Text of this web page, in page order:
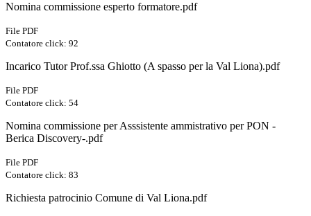
Nomina commissione esperto formatore.pdf
File PDF
Contatore click: 92
Incarico Tutor Prof.ssa Ghiotto (A spasso per la Val Liona).pdf
File PDF
Contatore click: 54
Nomina commissione per Asssistente ammistrativo per PON -
Berica Discovery-.pdf
File PDF
Contatore click: 83
Richiesta patrocinio Comune di Val Liona.pdf